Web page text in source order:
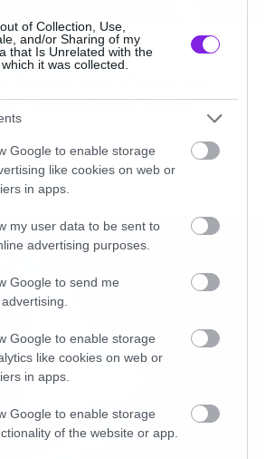
of Collection, Use,
and/or Sharing of my
that Is Unrelated with the
it was collected.
Google to enable storage
like cookies on web or
in apps.
my user data to be sent to
advertising purposes.
Google to send me
Google to enable storage
like cookies on web or
in apps.
Google to enable storage
of the website or app.
Down και Faith No
περιοδεία στην